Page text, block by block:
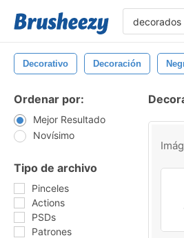
Decorativo Decoración
Ordenar por:
Mejor Resultado
Novísimo
Tipo de archivo
Pinceles
Actions
PSDs
Patrones